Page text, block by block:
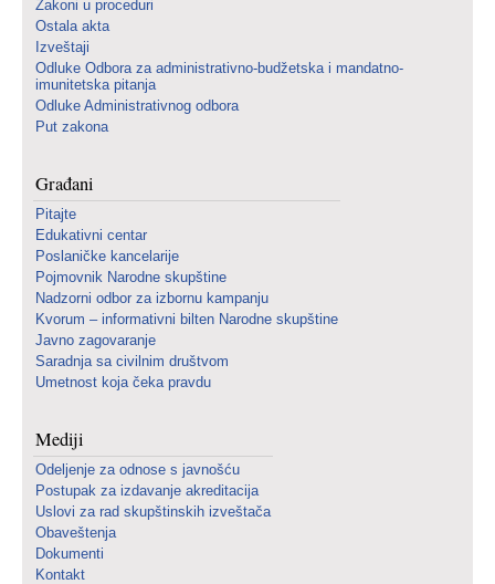
Zakoni u proceduri
Ostala akta
Izveštaji
Odluke Odbora za administrativno-budžetska i mandatno-
imunitetska pitanja
Odluke Administrativnog odbora
Put zakona
Građani
Pitajte
Edukativni centar
Poslaničke kancelarije
Pojmovnik Narodne skupštine
Nadzorni odbor za izbornu kampanju
Kvorum – informativni bilten Narodne skupštine
Javno zagovaranje
Saradnja sa civilnim društvom
Umetnost koja čeka pravdu
Mediji
Odeljenje za odnose s javnošću
Postupak za izdavanje akreditacija
Uslovi za rad skupštinskih izveštača
Obaveštenja
Dokumenti
Kontakt